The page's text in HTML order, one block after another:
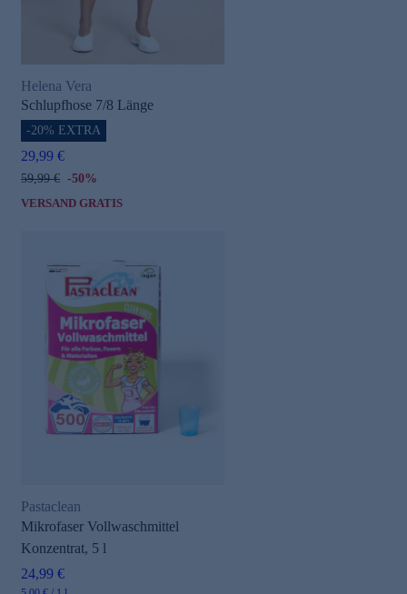
Helena Vera
Schlupfhose 7/8 Länge
-20% EXTRA
29,99 €
59,99 € -50%
VERSAND GRATIS
Pastaclean
Mikrofaser Vollwaschmittel
Konzentrat, 5 l
24,99 €